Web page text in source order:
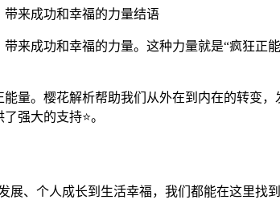
来成功和幸福的力量结语
来成功和幸福的力量。这种力量就是“疯狂正
量。樱花解析帮助我们从外在到内在的转变
强大的支持⭐。
、个人成长到生活幸福，我们都能在这里找